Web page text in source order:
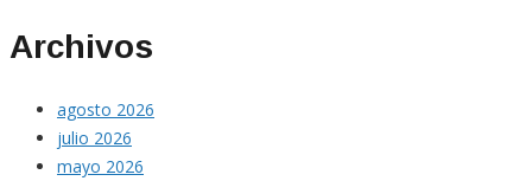
Archivos
agosto 2026
julio 2026
mayo 2026